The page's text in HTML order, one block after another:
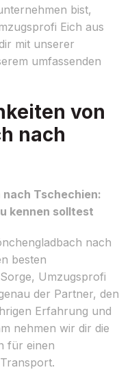
bist,
Eich aus
mit unserer
umfassenden
von
nach
nach Tschechien:
kennen solltest
nach
besten
Umzugsprofi
der Partner, den
Erfahrung und
nehmen wir dir die
für einen